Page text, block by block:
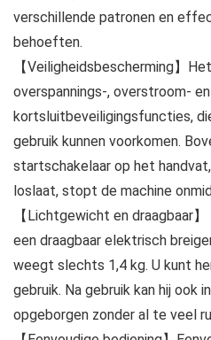
verschillende patronen en
behoeften.
【Veiligheidsbescherming】
overspannings-, overstroom- en
kortsluitbeveiligingsfuncties,
gebruik kunnen voorkomen.
startschakelaar op het
loslaat, stopt de machine
【Lichtgewicht en draagbaar
een draagbaar elektrisch
weegt slechts 1,4 kg. U kunt
gebruik. Na gebruik kan hij
opgeborgen zonder al te veel